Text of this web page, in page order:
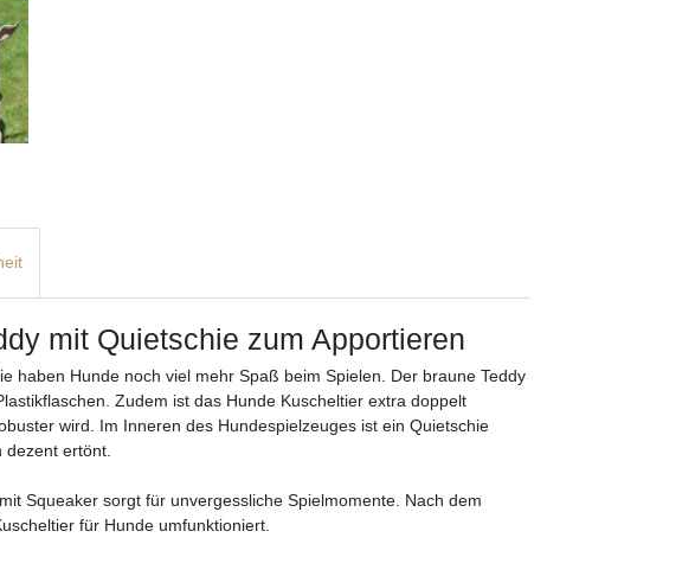
mit Quietschie zum Apportieren
haben Hunde noch viel mehr Spaß beim Spielen. Der braune Teddy
Zudem ist das Hunde Kuscheltier extra doppelt
wird. Im Inneren des Hundespielzeuges ist ein Quietschie
ertönt.
Squeaker sorgt für unvergessliche Spielmomente. Nach dem
für Hunde umfunktioniert.